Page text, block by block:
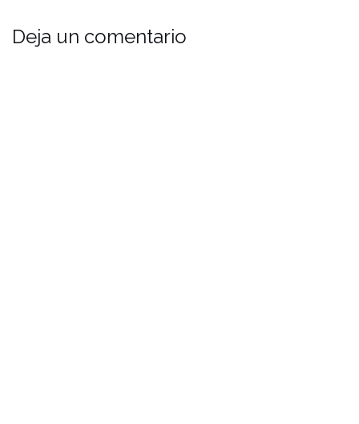
Deja un comentario